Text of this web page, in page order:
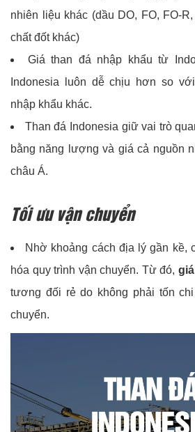
nhiên liệu khác (dầu DO, FO, FO-
chất đốt khác)
Giá than đá nhập khẩu từ
Indonesia luôn dễ chịu hơn so
nhập khẩu khác.
Than đá Indonesia giữ vai trò
bằng năng lượng và giá cả nguồn
châu Á.
Tối ưu vận chuyển
Nhờ khoảng cách địa lý gần kề,
hóa quy trình vận chuyển. Từ đó,
tương đối rẻ do không phải tốn
chuyển.